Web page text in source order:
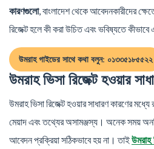
কারণগুলো, বাংলাদেশ থেকে আবেদনকারীদের
রিজেক্ট হলে কী করা উচিত এবং ভবিষ্যতে
উমরাহ গাইডের সাথে কথা বলুন: ০১৩৩৫১৮৫৫২২
উমরাহ ভিসা রিজেক্ট হওয়ার
উমরাহ ভিসা রিজেক্ট হওয়ার সাধারণ কারণের
মেয়াদ এবং তথ্যের অসামঞ্জস্য। অনেক সময়
আবেদন প্রক্রিয়া সঠিকভাবে হয় না। তাই